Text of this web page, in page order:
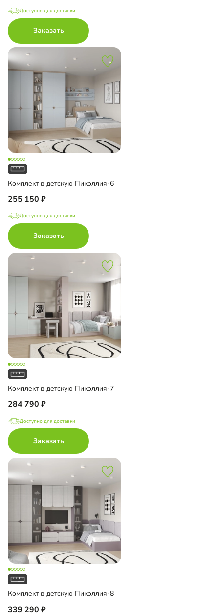
Доступно для доставки
Заказать
Комплект в детскую Пиколлия-6
255 150
Доступно для доставки
Заказать
Комплект в детскую Пиколлия-7
284 790
Доступно для доставки
Заказать
Комплект в детскую Пиколлия-8
339 290